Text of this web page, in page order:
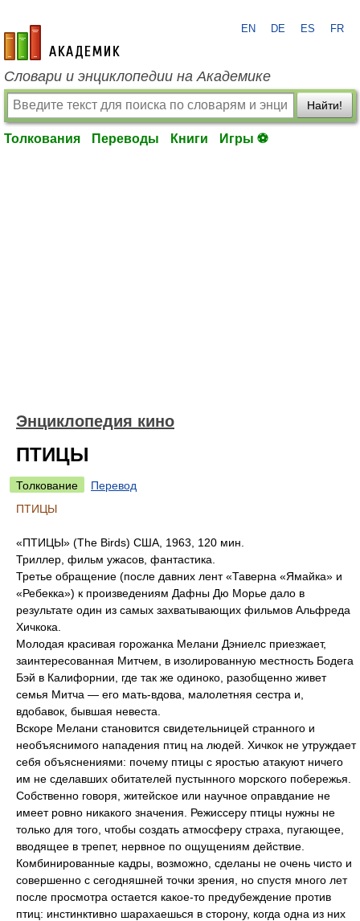
academic.ru
EN DE ES FR
Словари и энциклопедии на Академике
Найти!
Толкования Переводы Книги Игры ⚽
Энциклопедия кино
ПТИЦЫ
Толкование
Перевод
ПТИЦЫ
«ПТИЦЫ» (The Birds) США, 1963, 120 мин.
Триллер, фильм ужасов, фантастика.
Третье обращение (после давних лент «Таверна «Ямайка» и
«Ребекка») к произведениям Дафны Дю Морье дало в
результате один из самых захватывающих фильмов Альфреда
Хичкока.
Молодая красивая горожанка Мелани Дэниелс приезжает,
заинтересованная Митчем, в изолированную местность Бодега
Бэй в Калифорнии, где так же одиноко, разобщенно живет
семья Митча — его мать-вдова, малолетняя сестра и,
вдобавок, бывшая невеста.
Вскоре Мелани становится свидетельницей странного и
необъяснимого нападения птиц на людей. Хичкок не утруждает
себя объяснениями: почему птицы с яростью атакуют ничего
им не сделавших обитателей пустынного морского побережья.
Собственно говоря, житейское или научное оправдание не
имеет ровно никакого значения. Режиссеру птицы нужны не
только для того, чтобы создать атмосферу страха, пугающее,
вводящее в трепет, нервное по ощущениям действие.
Комбинированные кадры, возможно, сделаны не очень чисто и
совершенно с сегодняшней точки зрения, но спустя много лет
после просмотра остается какое-то предубеждение против
птиц: инстинктивно шарахаешься в сторону, когда одна из них